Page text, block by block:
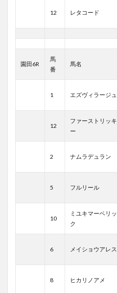
12 レタコード
園田6R
馬
番
馬名
1 エズヴィラージュ
12
ファーストリッキ
ー
2 ナムラデュラン
5 フルリール
10
ミユキマーベリッ
ク
6 メイショウアレス
8 ヒカリノアメ